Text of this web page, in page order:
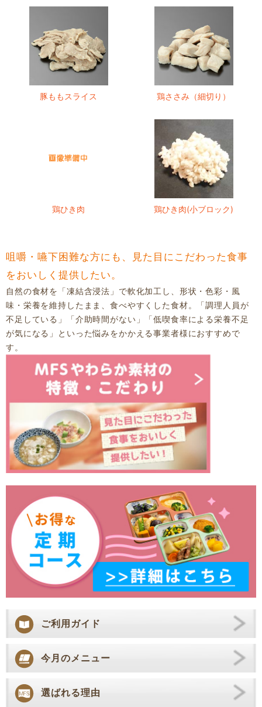
豚ももスライス 鶏ささみ（細切り）
鶏ひき肉 鶏ひき肉(小ブロック)
咀嚼・嚥下困難な方にも、見た目にこだわった食事
をおいしく提供したい。
自然の食材を「凍結含浸法」で軟化加工し、形状・色彩・風
味・栄養を維持したまま、食べやすくした食材。「調理人員が
不足している」「介助時間がない」「低喫食率による栄養不足
が気になる」といった悩みをかかえる事業者様におすすめで
す。
ご利用ガイド
今月のメニュー
選ばれる理由